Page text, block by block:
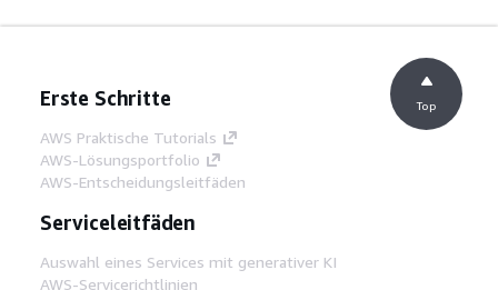
Erste Schritte
AWS Praktische Tutorials
AWS-Lösungsportfolio
AWS-Entscheidungsleitfäden
Serviceleitfäden
Auswahl eines Services mit generativer KI
AWS-Servicerichtlinien
Top